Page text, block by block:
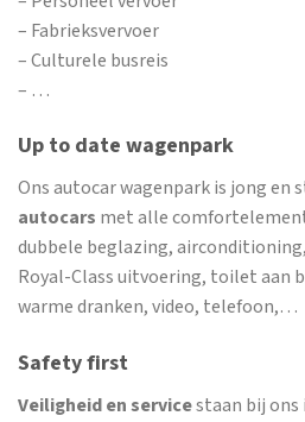
– Fabrieksvervoer
– Culturele busreis
– …
Up to date wagenpark
Ons autocar wagenpark is jong en
autocars met alle
dubbele beglazing,
Royal-Class uitvoering, toilet aan
warme dranken, video, telefoon,…
Safety first
Veiligheid en servicestaan bij